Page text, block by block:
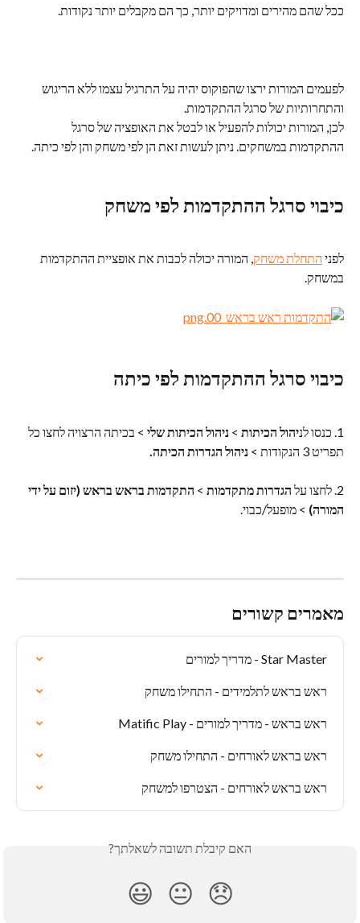
ככל שהם מהירים ומדויקים יותר, כך הם מקבלים יותר נקודות.
לפעמים המורות ירצו שהפוקוס יהיה על התרגיל עצמו ללא הריגוש
והתחרותיות של סרגל ההתקדמות.
לכן, המורות יכולות להפעיל או לבטל את האופציה של סרגל
ההתקדמות במשחקים. ניתן לעשות זאת הן לפי משחק והן לפי כיתה.
כיבוי סרגל ההתקדמות לפי משחק
לפני התחלת משחק, המורה יכולה לכבות את אופציית ההתקדמות
במשחק.
כיבוי סרגל ההתקדמות לפי כיתה
1. כנסו לנ יהול הכיתות > ניהול הכיתות שלי > בכיתה הרצויה לחצו כל
תפריט 3 הנקודות >
ניהול הגדרות הכיתה.
2. לחצו על הגדרות מתקדמות > התקדמות בראש בראש (יזום על ידי
המורה) > מופעל/כבוי.
מאמרים קשורים
Star Master - מדריך למורים
ראש בראש לתלמידים - התחילו משחק
ראש בראש - מדריך למורים - Matific Play
ראש בראש לאורחים - התחילו משחק
ראש בראש לאורחים - הצטרפו למשחק
האם קיבלת תשובה לשאלתך?
😞
😐
😃